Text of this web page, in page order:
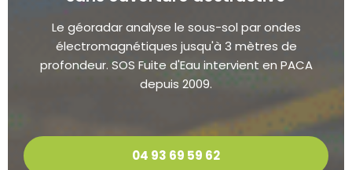
Le géoradar analyse le sous-sol par ondes
électromagnétiques jusqu'à 3 mètres de
profondeur. SOS Fuite d'Eau intervient en PACA
depuis 2009.
04 93 69 59 62